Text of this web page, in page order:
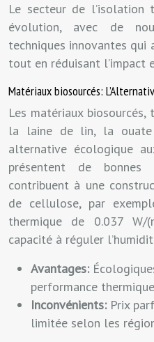
Le secteur de l’isolation
évolution, avec de
techniques innovantes
tout en réduisant l’impact
Matériaux biosourcés:
Les matériaux
la laine de lin, la
alternative écologique
présentent de bonnes
contribuent à une
de cellulose, par
thermique de 0.037
capacité à réguler
Avantages:
performance
Inconvénients: Prix
limitée selon les